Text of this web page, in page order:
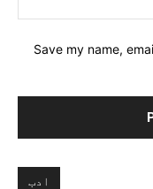
Save my name,
ادب